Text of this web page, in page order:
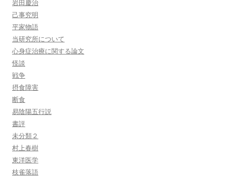
岩田慶治
己事究明
平家物語
当研究所について
心身症治療に関する論文
怪談
戦争
摂食障害
断食
易陰陽五行説
書評
未分類２
村上春樹
東洋医学
枝雀落語